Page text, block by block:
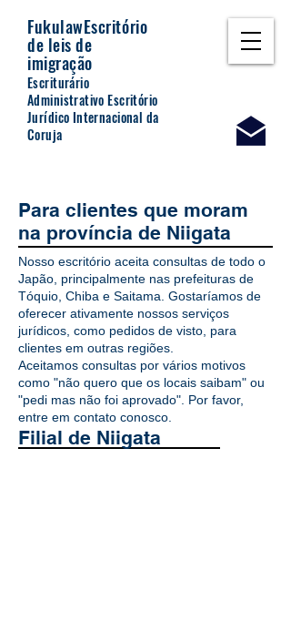
FukulawEscritório
de leis de
imigração
Escriturário
Administrativo Escritório
Jurídico Internacional da
Coruja
Para clientes que moram
na província de Niigata
Nosso escritório aceita consultas de todo o
Japão, principalmente nas prefeituras de
Tóquio, Chiba e Saitama. Gostaríamos de
oferecer ativamente nossos serviços
jurídicos, como pedidos de visto, para
clientes em outras regiões.
Aceitamos consultas por vários motivos
como "não quero que os locais saibam" ou
"pedi mas não foi aprovado". Por favor,
entre em contato conosco.
Filial de Niigata